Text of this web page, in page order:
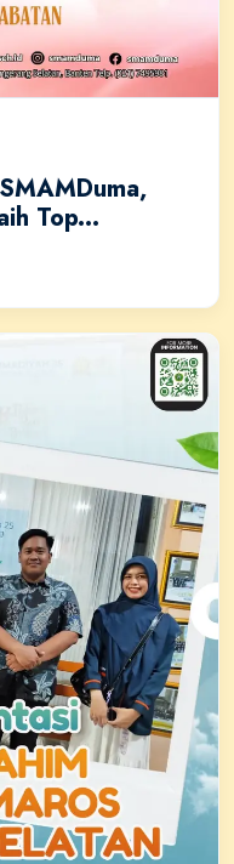
Top...